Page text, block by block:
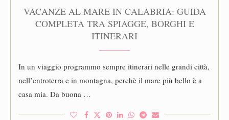
VACANZE AL MARE IN CALABRIA: GUIDA
COMPLETA TRA SPIAGGE, BORGHI E
ITINERARI
In un viaggio programmo sempre itinerari nelle grandi città,
nell’entroterra e in montagna, perchè il mare più bello è a
casa mia. Da buona …